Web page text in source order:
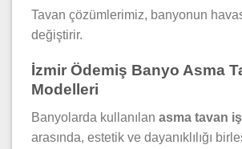
Tavan çözümlerimiz, banyonun
değiştirir.
İzmir Ödemiş Banyo Asma
Modelleri
Banyolarda kullanılan asma tavan
arasında, estetik ve dayanıklılığı